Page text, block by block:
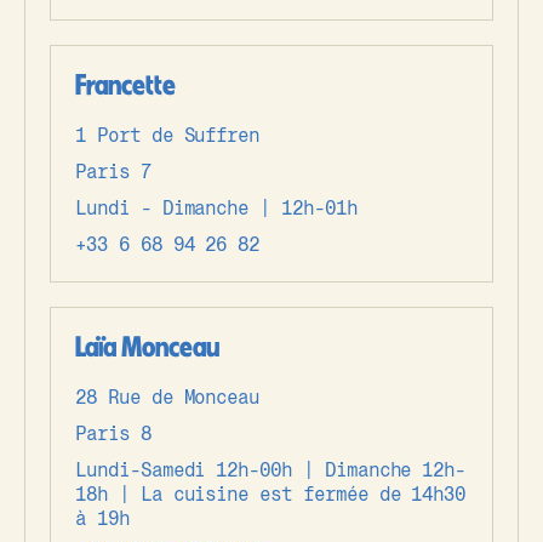
Francette
1 Port de Suffren
Paris 7
Lundi - Dimanche | 12h-01h
+33 6 68 94 26 82
Laïa Monceau
28 Rue de Monceau
Paris 8
Lundi-Samedi 12h-00h | Dimanche 12h-
18h | La cuisine est fermée de 14h30
à 19h